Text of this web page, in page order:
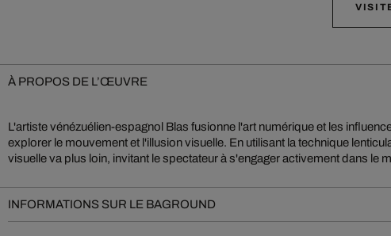
À PROPOS DE L’ŒUVRE
L'artiste vénézuélien-espagnol Blas fusionne l'art numérique et les
explorer le mouvement et l'illusion visuelle. En utilisant la technique
visuelle va plus loin, invitant le spectateur à s'engager activement dans le
d'art. Blas fusionne des éléments analogiques et numériques dans un jeu
INFORMATIONS SUR LE BAGROUND